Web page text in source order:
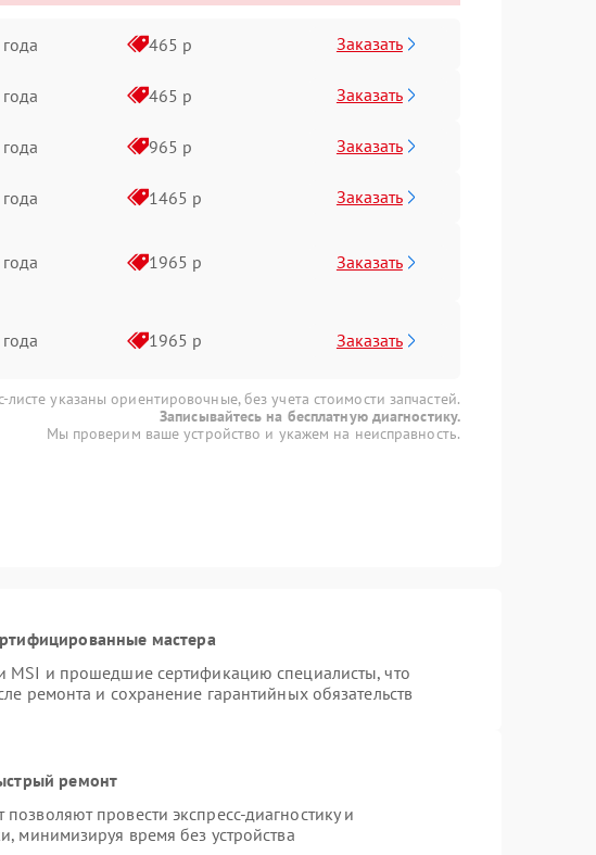
465 р Заказать
465 р Заказать
965 р Заказать
1465 р Заказать
1965 р Заказать
1965 р Заказать
указаны ориентировочные, без учета стоимости запчастей.
Записывайтесь на бесплатную диагностику.
Мы проверим ваше устройство и укажем на неисправность.
мастера
MSI и прошедшие сертификацию специалисты, что
ремонта и сохранение гарантийных обязательств
ремонт
провести экспресс-диагностику и
минимизируя время без устройства